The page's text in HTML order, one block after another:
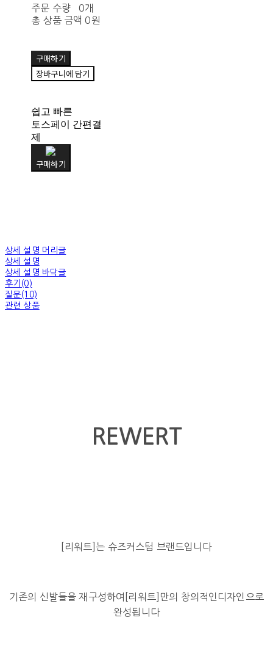
주문 수량
0개
총 상품 금액 0원
구매하기
장바구니에 담기
쉽고 빠른
토스페이 간편결
제
구매하기
상세 설명 머리글
상세 설명
상세 설명 바닥글
후기(0)
질문(10)
관련 상품
REWERT
[리워트]는 슈즈커스텀 브랜드입니다
기존의 신발들을 재구성하여[리워트]만의 창의적인디자인으로
완성됩니다